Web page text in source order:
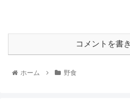
コメントを書
ホーム 野食